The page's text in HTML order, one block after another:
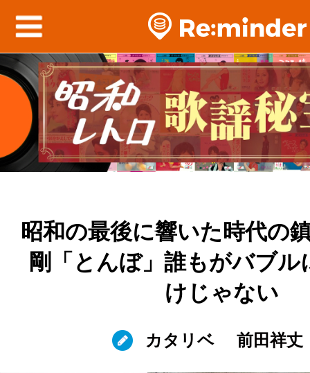
昭和の最後に響いた時代の
剛「とんぼ」誰もがバブル
けじゃない
カタリベ 前田祥丈